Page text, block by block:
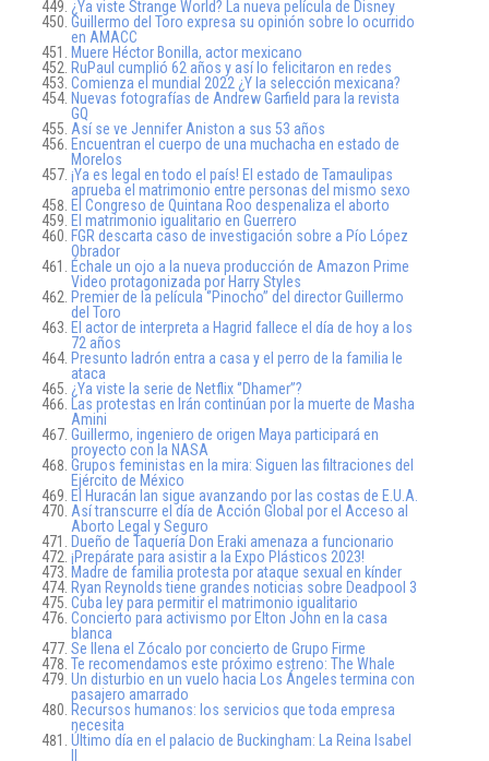
¿Ya viste Strange World? La nueva película de Disney
Guillermo del Toro expresa su opinión sobre lo ocurrido
en AMACC
Muere Héctor Bonilla, actor mexicano
RuPaul cumplió 62 años y así lo felicitaron en redes
Comienza el mundial 2022 ¿Y la selección mexicana?
Nuevas fotografías de Andrew Garfield para la revista
GQ
Así se ve Jennifer Aniston a sus 53 años
Encuentran el cuerpo de una muchacha en estado de
Morelos
¡Ya es legal en todo el país! El estado de Tamaulipas
aprueba el matrimonio entre personas del mismo sexo
El Congreso de Quintana Roo despenaliza el aborto
El matrimonio igualitario en Guerrero
FGR descarta caso de investigación sobre a Pío López
Obrador
Échale un ojo a la nueva producción de Amazon Prime
Video protagonizada por Harry Styles
Premier de la película ‘’Pinocho’’ del director Guillermo
del Toro
El actor de interpreta a Hagrid fallece el día de hoy a los
72 años
Presunto ladrón entra a casa y el perro de la familia le
ataca
¿Ya viste la serie de Netflix ‘’Dhamer’’?
Las protestas en Irán continúan por la muerte de Masha
Amini
Guillermo, ingeniero de origen Maya participará en
proyecto con la NASA
Grupos feministas en la mira: Siguen las filtraciones del
Ejército de México
El Huracán Ian sigue avanzando por las costas de E.U.A.
Así transcurre el día de Acción Global por el Acceso al
Aborto Legal y Seguro
Dueño de Taquería Don Eraki amenaza a funcionario
¡Prepárate para asistir a la Expo Plásticos 2023!
Madre de familia protesta por ataque sexual en kínder
Ryan Reynolds tiene grandes noticias sobre Deadpool 3
Cuba ley para permitir el matrimonio igualitario
Concierto para activismo por Elton John en la casa
blanca
Se llena el Zócalo por concierto de Grupo Firme
Te recomendamos este próximo estreno: The Whale
Un disturbio en un vuelo hacia Los Ángeles termina con
pasajero amarrado
Recursos humanos: los servicios que toda empresa
necesita
Último día en el palacio de Buckingham: La Reina Isabel